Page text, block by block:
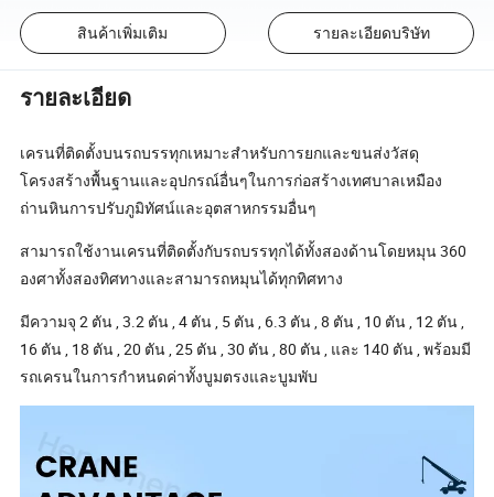
สินค้าเพิ่มเติม รายละเอียดบริษัท
รายละเอียด
เครนที่ติดตั้งบนรถบรรทุกเหมาะสำหรับการยกและขนส่งวัสดุ
โครงสร้างพื้นฐานและอุปกรณ์อื่นๆในการก่อสร้างเทศบาลเหมือง
ถ่านหินการปรับภูมิทัศน์และอุตสาหกรรมอื่นๆ
สามารถใช้งานเครนที่ติดตั้งกับรถบรรทุกได้ทั้งสองด้านโดยหมุน 360
องศาทั้งสองทิศทางและสามารถหมุนได้ทุกทิศทาง
มีความจุ 2 ตัน , 3.2 ตัน , 4 ตัน , 5 ตัน , 6.3 ตัน , 8 ตัน , 10 ตัน , 12 ตัน ,
16 ตัน , 18 ตัน , 20 ตัน , 25 ตัน , 30 ตัน , 80 ตัน , และ 140 ตัน , พร้อมมี
รถเครนในการกำหนดค่าทั้งบูมตรงและบูมพับ